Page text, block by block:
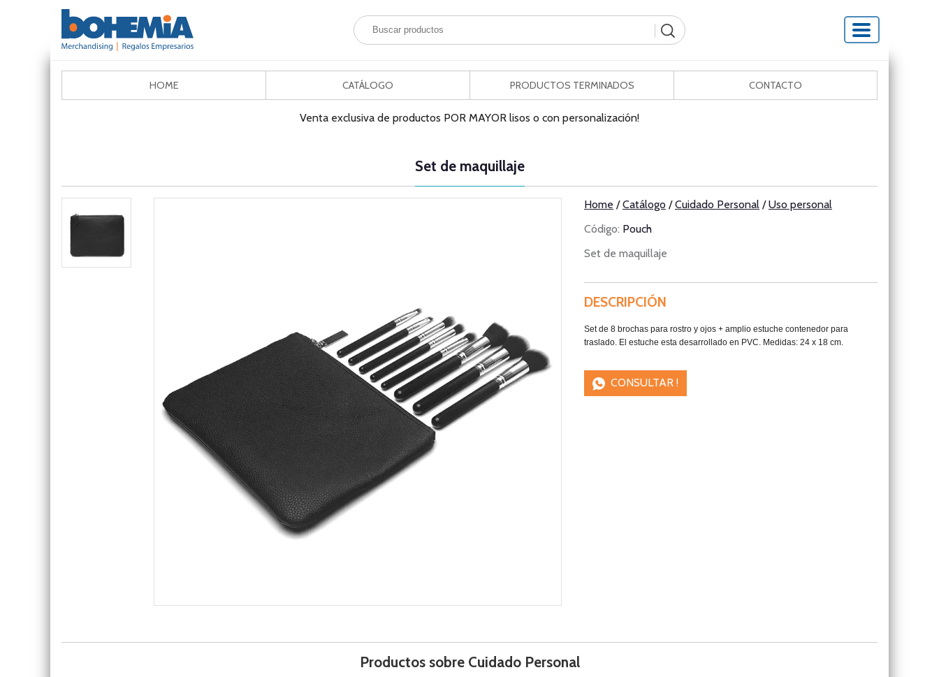
HOME CATÁLOGO PRODUCTOS TERMINADOS CONTACTO
Venta exclusiva de productos POR MAYOR lisos o con personalización!
Set de maquillaje
Home /Catálogo /Cuidado Personal /Uso personal
Código: Pouch
Set de maquillaje
DESCRIPCIÓN
Set de 8 brochas para rostro y ojos + amplio estuche contenedor para
traslado. El estuche esta desarrollado en PVC. Medidas: 24 x 18 cm.
CONSULTAR !
Productos sobre Cuidado Personal